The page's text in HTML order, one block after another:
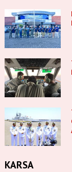
KARSA